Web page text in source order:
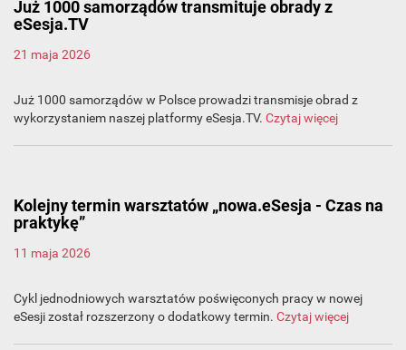
Już 1000 samorządów transmituje obrady z
eSesja.TV
21 maja 2026
Już 1000 samorządów w Polsce prowadzi transmisje obrad z
wykorzystaniem naszej platformy eSesja.TV. Czytaj więcej
Kolejny termin warsztatów „nowa.eSesja - Czas na
praktykę”
11 maja 2026
Cykl jednodniowych warsztatów poświęconych pracy w nowej
eSesji został rozszerzony o dodatkowy termin. Czytaj więcej